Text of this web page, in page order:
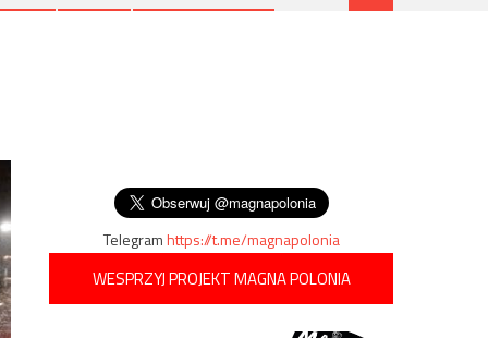
Telegramhttps://t.me/magnapolonia
WESPRZYJ PROJEKT MAGNA POLONIA